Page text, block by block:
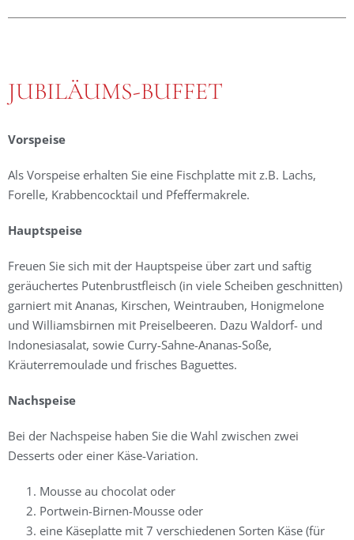
JUBILÄUMS-BUFFET
Vorspeise
Als Vorspeise erhalten Sie eine Fischplatte mit z.B. Lachs,
Forelle, Krabbencocktail und Pfeffermakrele.
Hauptspeise
Freuen Sie sich mit der Hauptspeise über zart und saftig
geräuchertes Putenbrustfleisch (in viele Scheiben geschnitten)
garniert mit Ananas, Kirschen, Weintrauben, Honigmelone
und Williamsbirnen mit Preiselbeeren. Dazu Waldorf- und
Indonesiasalat, sowie Curry-Sahne-Ananas-Soße,
Kräuterremoulade und frisches Baguettes.
Nachspeise
Bei der Nachspeise haben Sie die Wahl zwischen zwei
Desserts oder einer Käse-Variation.
Mousse au chocolat oder
Portwein-Birnen-Mousse oder
eine Käseplatte mit 7 verschiedenen Sorten Käse (für